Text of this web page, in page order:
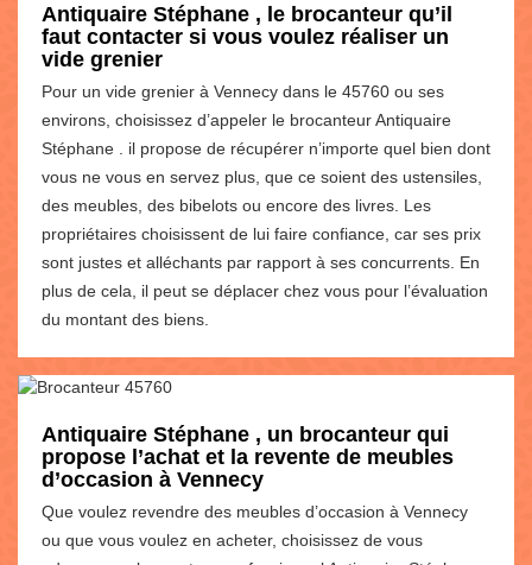
Antiquaire Stéphane , le brocanteur qu’il
faut contacter si vous voulez réaliser un
vide grenier
Pour un vide grenier à Vennecy dans le 45760 ou ses
environs, choisissez d’appeler le brocanteur Antiquaire
Stéphane . il propose de récupérer n’importe quel bien dont
vous ne vous en servez plus, que ce soient des ustensiles,
des meubles, des bibelots ou encore des livres. Les
propriétaires choisissent de lui faire confiance, car ses prix
sont justes et alléchants par rapport à ses concurrents. En
plus de cela, il peut se déplacer chez vous pour l’évaluation
du montant des biens.
Antiquaire Stéphane , un brocanteur qui
propose l’achat et la revente de meubles
d’occasion à Vennecy
Que voulez revendre des meubles d’occasion à Vennecy
ou que vous voulez en acheter, choisissez de vous